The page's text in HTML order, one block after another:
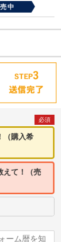
中
必須
（購入希
えて！（売